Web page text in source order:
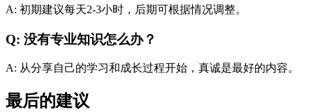
A: 初期建议每天2-3小时，后期可根据情况调整。
Q: 没有专业知识怎么办？
A: 从分享自己的学习和成长过程开始，真诚是最好的内容。
最后的建议